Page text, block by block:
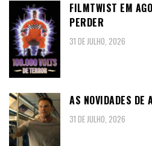
FILMTWIST EM
PERDER
31 DE JULHO, 2026
AS NOVIDADES DE
31 DE JULHO, 2026